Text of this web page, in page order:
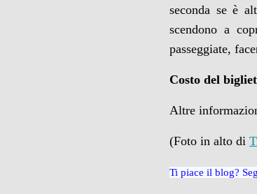
seconda se è
scendono a
passeggiate,
Costo del
Altre
(Foto in alto di
Ti piace il blog?